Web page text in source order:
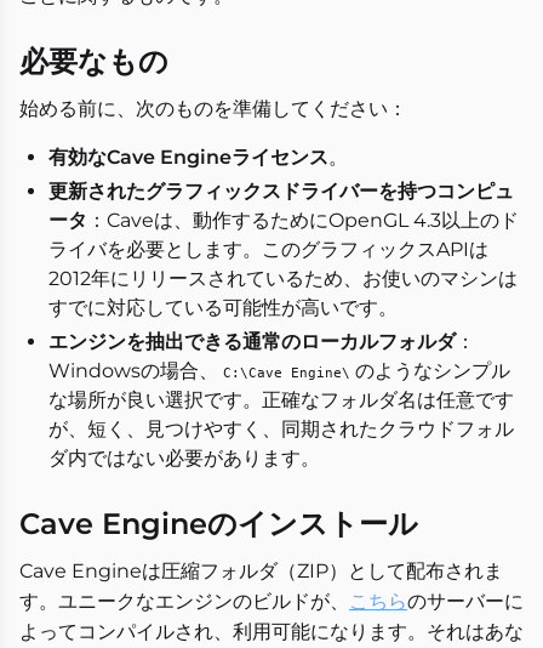
必要なもの
始める前に、次のものを準備してください：
有効なCave Engineライセンス。
更新されたグラフィックスドライバーを持つコンピュ
ータ ：Caveは、動作するためにOpenGL 4.3以上のド
ライバを必要とします。このグラフィックスAPIは
2012年にリリースされているため、お使いのマシンは
すでに対応している可能性が高いです。
エンジンを抽出できる通常のローカルフォルダ：
Windowsの場合、
C:\Cave Engine\ のようなシンプル
な場所が良い選択です。正確なフォルダ名は任意です
が、短く、見つけやすく、同期されたクラウドフォル
ダ内ではない必要があります。
Cave Engineのインストール
Cave Engineは圧縮フォルダ（ZIP）として配布されま
す。ユニークなエンジンのビルドが、
こちらのサーバーに
よってコンパイルされ、利用可能になります。それはあな